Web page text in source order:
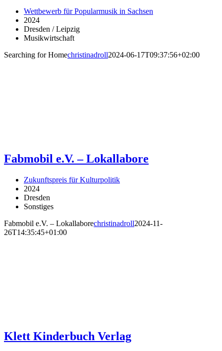
Wettbewerb für Popularmusik in Sachsen
2024
Dresden / Leipzig
Musikwirtschaft
Searching for Homechristinadroll2024-06-17T09:37:56+02:00
Fabmobil e.V. – Lokallabore
Zukunftspreis für Kulturpolitik
2024
Dresden
Sonstiges
Fabmobil e.V. – Lokallaborechristinadroll2024-11-
26T14:35:45+01:00
Klett Kinderbuch Verlag